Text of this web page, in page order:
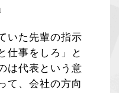
いた先輩の指示
仕事をしろ」と
は代表という意
て、会社の方向